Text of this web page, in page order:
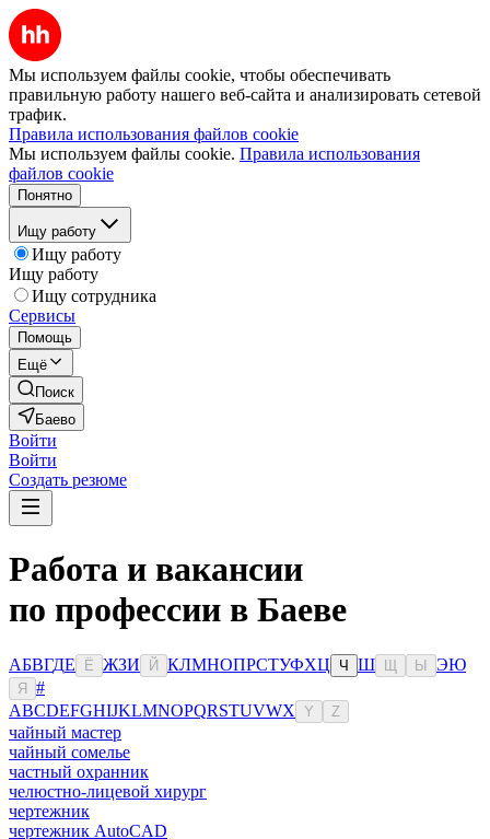
Мы используем файлы cookie, чтобы обеспечивать
правильную работу нашего веб-сайта и анализировать сетевой
трафик.
Правила использования файлов cookie
Мы используем файлы cookie. Правила использования
файлов cookie
Понятно
Ищу работу
Ищу работу
Ищу работу
Ищу сотрудника
Сервисы
Помощь
Ещё
Поиск
Баево
Войти
Войти
Создать резюме
Работа и вакансии
по профессии в Баеве
АБВГДЕ Ё ЖЗИ Й КЛМНОПРСТУФХЦ Ч Ш Ы ЭЮ
Я
#
ABCDEFGHIJKLMNOPQRSTUVWX Y Z
чайный мастер
чайный сомелье
частный охранник
челюстно-лицевой хирург
чертежник
чертежник AutoCAD